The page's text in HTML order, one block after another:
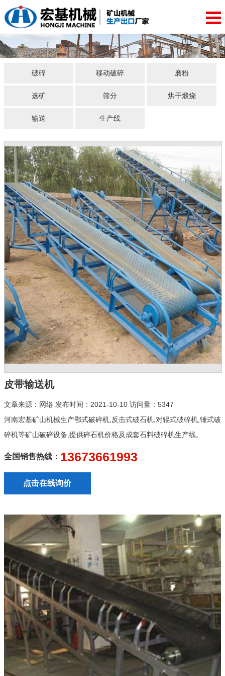
破碎 移动破碎 磨粉
选矿 筛分 烘干煅烧
输送 生产线
皮带输送机
文章来源：网络 发布时间：2021-10-10 访问量：5347
河南宏基矿山机械生产鄂式破碎机,反击式破石机,对辊式破碎机,锤式破
碎机等矿山破碎设备,提供碎石机价格及成套石料破碎机生产线。
全国销售热线： 13673661993
点击在线询价